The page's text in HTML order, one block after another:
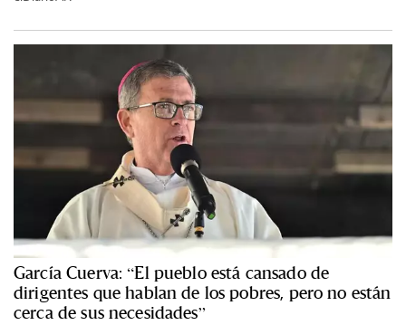
García Cuerva: “El pueblo está cansado de
dirigentes que hablan de los pobres, pero no están
cerca de sus necesidades”